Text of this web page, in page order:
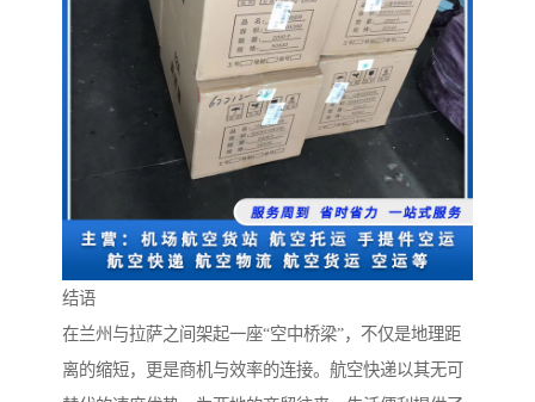
结语
在兰州与拉萨之间架起一座“空中桥梁”，不仅是地理距
离的缩短，更是商机与效率的连接。航空快递以其无可